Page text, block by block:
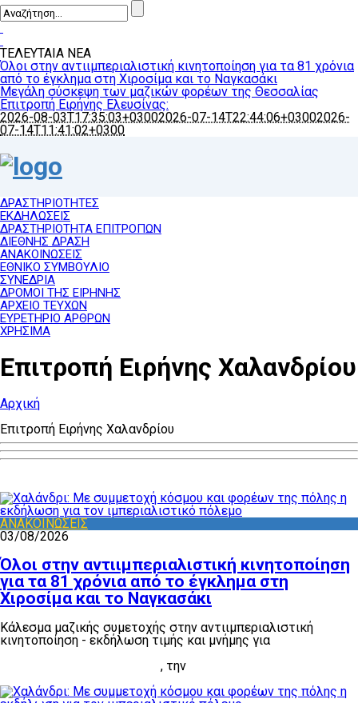
ΤΕΛΕΥΤΑΙΑ ΝΕΑ
Όλοι στην αντιιμπεριαλιστική κινητοποίηση για τα 81 χρόνια
από το έγκλημα στη Χιροσίμα και το Ναγκασάκι
Μεγάλη σύσκεψη των μαζικών φορέων της Θεσσαλίας
Επιτροπή Ειρήνης Ελευσίνας:
2026-08-03T17:35:03+03002026-07-14T22:44:06+03002026-
07-14T11:41:02+0300
ΔΡΑΣΤΗΡΙΟΤΗΤΕΣ
ΕΚΔΗΛΩΣΕΙΣ
ΔΡΑΣΤΗΡΙΟΤΗΤΑ ΕΠΙΤΡΟΠΩΝ
ΔΙΕΘΝΗΣ ΔΡΑΣΗ
ΑΝΑΚΟΙΝΩΣΕΙΣ
ΕΘΝΙΚΟ ΣΥΜΒΟΥΛΙΟ
ΣΥΝΕΔΡΙΑ
ΔΡΟΜΟΙ ΤΗΣ ΕΙΡΗΝΗΣ
ΑΡΧΕΙΟ ΤΕΥΧΩΝ
ΕΥΡΕΤΗΡΙΟ ΑΡΘΡΩΝ
ΧΡΗΣΙΜΑ
Επιτροπή Ειρήνης Χαλανδρίου
Αρχική
Επιτροπή Ειρήνης Χαλανδρίου
ΑΝΑΚΟΙΝΩΣΕΙΣ
03/08/2026
Όλοι στην αντιιμπεριαλιστική κινητοποίηση
για τα 81 χρόνια από το έγκλημα στη
Χιροσίμα και το Ναγκασάκι
Κάλεσμα μαζικής συμετοχής στην αντιιμπεριαλιστική
κινητοποίηση - εκδήλωση τιμής και μνήμης για
, την